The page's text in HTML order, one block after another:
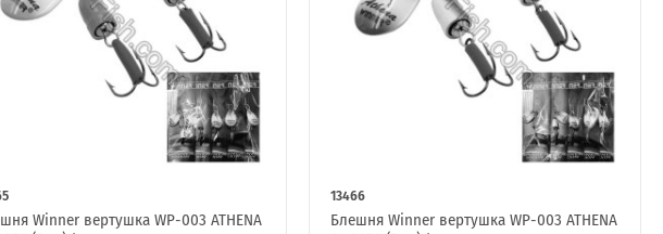
Winner вертушка WP-003 ATHENA
13466
Блешня Winner вертушка WP-003 ATHENA